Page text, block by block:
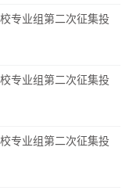
专业组第二次征集投
专业组第二次征集投
专业组第二次征集投